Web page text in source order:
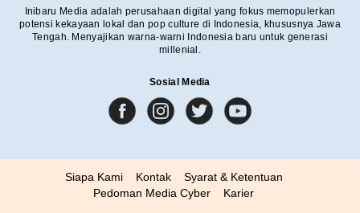
Inibaru Media adalah perusahaan digital yang fokus memopulerkan
potensi kekayaan lokal dan pop culture di Indonesia, khususnya Jawa
Tengah. Menyajikan warna-warni Indonesia baru untuk generasi
millenial.
Sosial Media
Siapa Kami Kontak
Syarat & Ketentuan
Pedoman Media Cyber
Karier